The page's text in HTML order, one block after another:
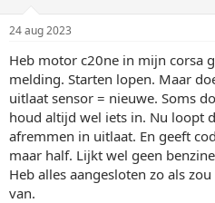
a
r
e
r
u
24 aug 2023
Heb motor c20ne in mijn corsa
melding. Starten lopen. Maar
uitlaat sensor = nieuwe. Soms
houd altijd wel iets in. Nu loopt
afremmen in uitlaat. En geeft
maar half. Lijkt wel geen
Heb alles aangesloten zo als
van.